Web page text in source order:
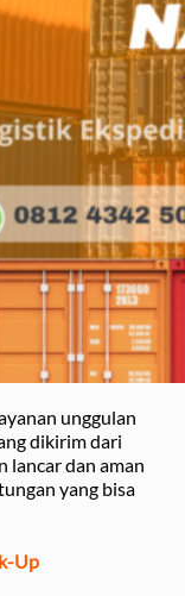
unggulan
dikirim dari
lancar dan aman
yang bisa
Up